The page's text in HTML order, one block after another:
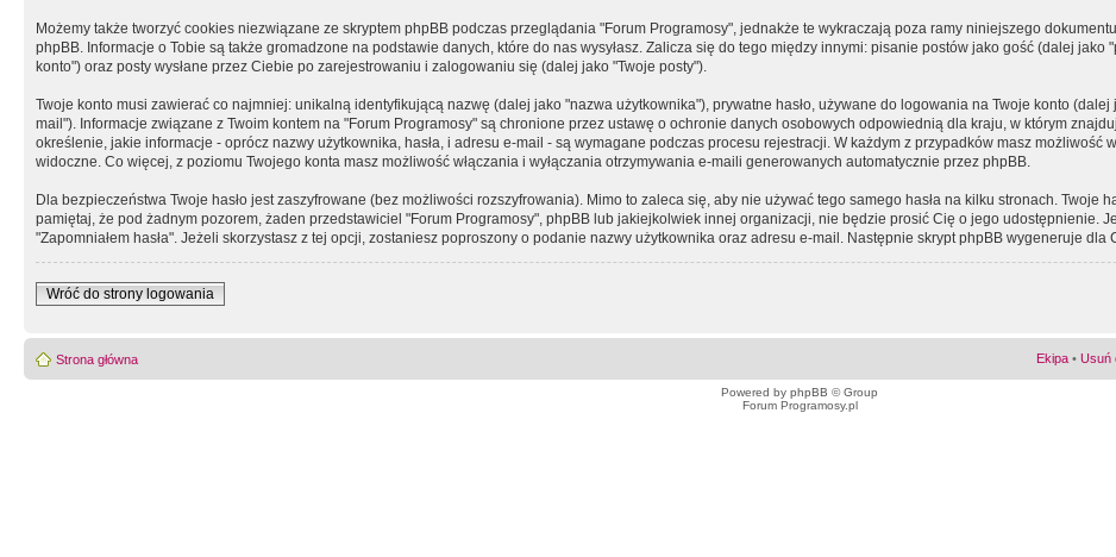
Możemy także tworzyć cookies niezwiązane ze skryptem phpBB podczas przeglądania "Forum Programosy", jednakże te wykraczają poza ramy niniejszego
phpBB. Informacje o Tobie są także gromadzone na podstawie danych, które do nas wysyłasz. Zalicza się do tego między innymi: pisanie postów jako gość (dalej
konto") oraz posty wysłane przez Ciebie po zarejestrowaniu i zalogowaniu się (dalej jako "Twoje posty").
Twoje konto musi zawierać co najmniej: unikalną identyfikującą nazwę (dalej jako "nazwa użytkownika"), prywatne hasło, używane do logowania na Twoje konto
mail"). Informacje związane z Twoim kontem na "Forum Programosy" są chronione przez ustawę o ochronie danych osobowych odpowiednią dla kraju, w którym
określenie, jakie informacje - oprócz nazwy użytkownika, hasła, i adresu e-mail - są wymagane podczas procesu rejestracji. W każdym z przypadków masz
widoczne. Co więcej, z poziomu Twojego konta masz możliwość włączania i wyłączania otrzymywania e-maili generowanych automatycznie przez phpBB.
Dla bezpieczeństwa Twoje hasło jest zaszyfrowane (bez możliwości rozszyfrowania). Mimo to zaleca się, aby nie używać tego samego hasła na kilku stronach. Twoje
pamiętaj, że pod żadnym pozorem, żaden przedstawiciel "Forum Programosy", phpBB lub jakiejkolwiek innej organizacji, nie będzie prosić Cię o jego udostępnienie.
"Zapomniałem hasła". Jeżeli skorzystasz z tej opcji, zostaniesz poproszony o podanie nazwy użytkownika oraz adresu e-mail. Następnie skrypt phpBB wygeneruje dla
Wróć do strony logowania
Strona główna Ekipa • Usuń
Powered by phpBB © Group
Forum Programosy.pl